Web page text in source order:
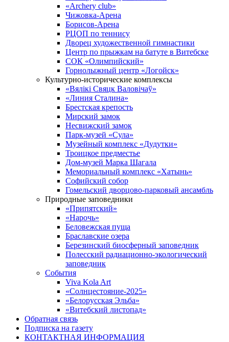
«Archery club»
Чижовка-Арена
Борисов-Арена
РЦОП по теннису
Дворец художественной гимнастики
Центр по прыжкам на батуте в Витебске
СОК «Олимпийский»
Горнолыжный центр «Логойск»
Культурно-исторические комплексы
«Вялікі Свяцк Валовічаў»
«Линия Сталина»
Брестская крепость
Мирский замок
Несвижский замок
Парк-музей «Сула»
Музейный комплекс «Дудутки»
Троицкое предместье
Дом-музей Марка Шагала
Мемориальный комплекс «Хатынь»
Софийский собор
Гомельский дворцово-парковый ансамбль
Природные заповедники
«Припятский»
«Нарочь»
Беловежская пуща
Браславские озера
Березинский биосферный заповедник
Полесский радиационно-экологический
заповедник
События
Viva Kola Art
«Солнцестояние-2025»
«Белорусская Эльба»
«Витебский листопад»
Обратная связь
Подписка на газету
КОНТАКТНАЯ ИНФОРМАЦИЯ